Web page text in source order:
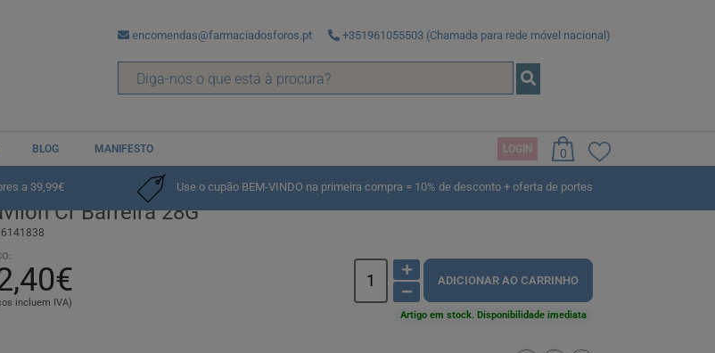
encomendas@farmaciadosforos.pt +351961055503 (Chamada para rede móvel nacional)
BLOG MANIFESTO LOGIN 0
a 39,99€ Use o cupão BEM-VINDO na primeira compra = 10% de desconto + oferta de portes
Cr Barreira 28G
6141838
incluem IVA)
ADICIONAR AO CARRINHO
Artigo em stock. Disponibilidade imediata